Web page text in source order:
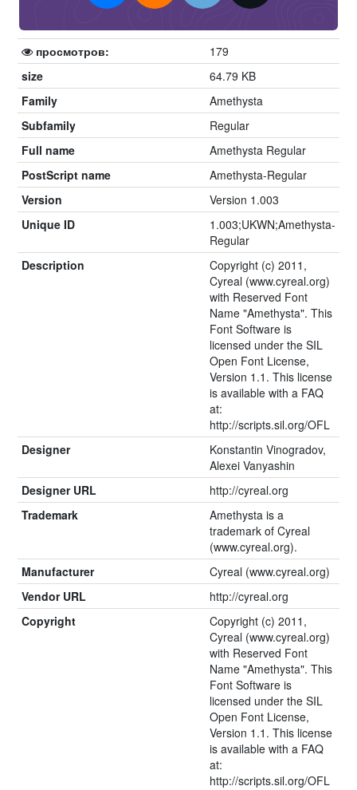
просмотров:
179
size
64.79 KB
Family
Amethysta
Subfamily
Regular
Full name
Amethysta Regular
PostScript name
Amethysta-Regular
Version
Version 1.003
Unique ID
1.003;UKWN;Amethysta-
Regular
Description
Copyright (c) 2011,
Cyreal (www.cyreal.org)
with Reserved Font
Name "Amethysta". This
Font Software is
licensed under the SIL
Open Font License,
Version 1.1. This license
is available with a FAQ
at:
http://scripts.sil.org/OFL
Designer
Konstantin Vinogradov,
Alexei Vanyashin
Designer URL
http://cyreal.org
Trademark
Amethysta is a
trademark of Cyreal
(www.cyreal.org).
Manufacturer
Cyreal (www.cyreal.org)
Vendor URL
http://cyreal.org
Copyright
Copyright (c) 2011,
Cyreal (www.cyreal.org)
with Reserved Font
Name "Amethysta". This
Font Software is
licensed under the SIL
Open Font License,
Version 1.1. This license
is available with a FAQ
at:
http://scripts.sil.org/OFL